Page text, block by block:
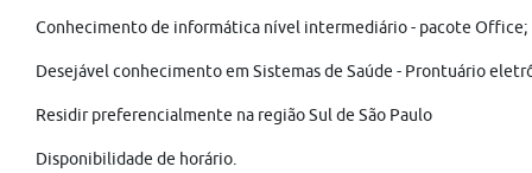
Conhecimento de informática nível intermediário - pacote Office;
Desejável conhecimento em Sistemas de Saúde - Prontuário
Residir preferencialmente na região Sul de São Paulo
Disponibilidade de horário.